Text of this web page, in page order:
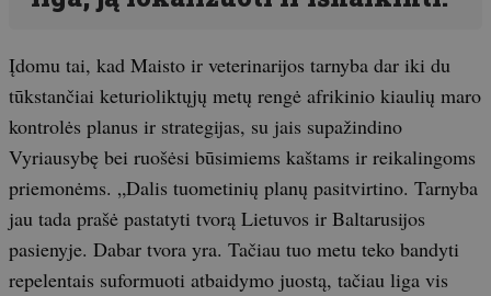
Įdomu tai, kad Maisto ir veterinarijos tarnyba dar iki du
tūkstančiai keturioliktųjų metų rengė afrikinio kiaulių maro
kontrolės planus ir strategijas, su jais supažindino
Vyriausybę bei ruošėsi būsimiems kaštams ir reikalingoms
priemonėms. „Dalis tuometinių planų pasitvirtino. Tarnyba
jau tada prašė pastatyti tvorą Lietuvos ir Baltarusijos
pasienyje. Dabar tvora yra. Tačiau tuo metu teko bandyti
repelentais suformuoti atbaidymo juostą, tačiau liga vis